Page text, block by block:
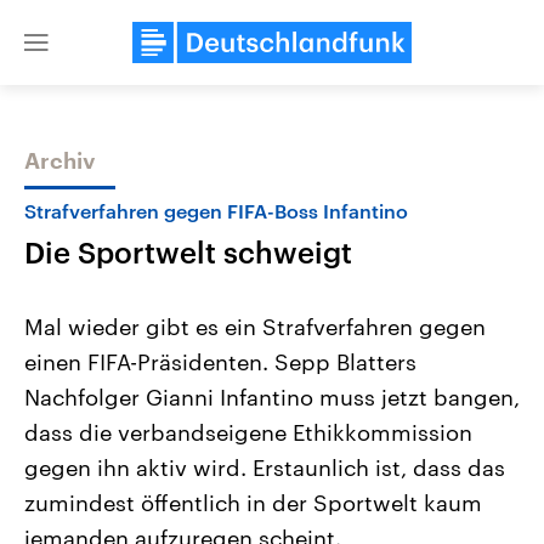
Close
Themen
Landtagswahl Sachsen-Anhalt
2026
Alle Informationen
Sachsen-Anhalt wählt am 6.
September 2026 einen neuen
Bundesland von einer Koalition aus
USA
Aktuelle Beiträge,
Hintergründe
Wirtschaftlich und
gehören die Vereinigten
den mächtigsten Ländern
mit großem Einfluss auf
Archiv
Strafverfahren gegen FIFA-Boss Infantino
Die Sportwelt schweigt
Mal wieder gibt es ein Strafverfahren gegen
einen FIFA-Präsidenten. Sepp Blatters
Nachfolger Gianni Infantino muss jetzt bangen,
dass die verbandseigene Ethikkommission
gegen ihn aktiv wird. Erstaunlich ist, dass das
zumindest öffentlich in der Sportwelt kaum
jemanden aufzuregen scheint.